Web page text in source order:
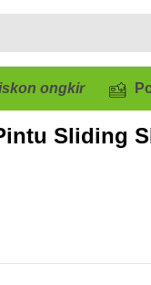
ongkir
Sliding